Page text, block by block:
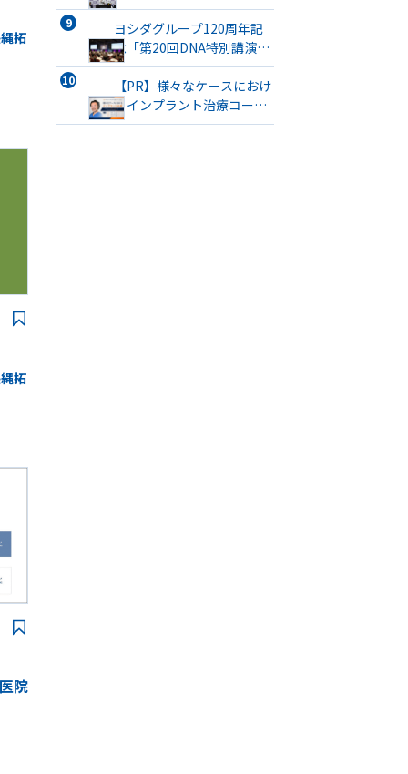
拓
拓
院
ヨシダグループ120周年記
念「第20回DNA特別講演
会」が開催
【PR】様々なケースにおけ
るインプラント治療コース
開催